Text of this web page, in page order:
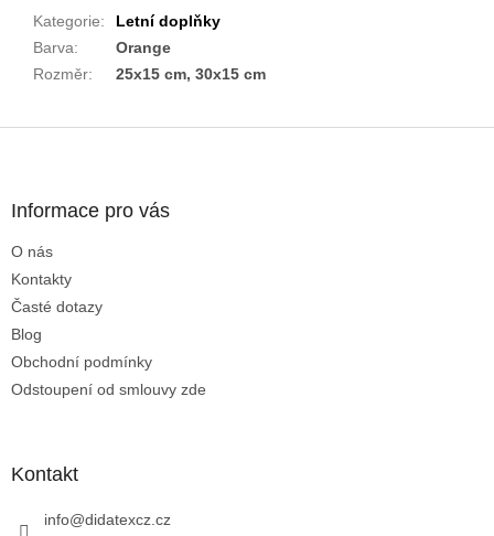
Kategorie:
Letní doplňky
Barva:
Orange
Rozměr: 25x15 cm, 30x15 cm
Informace pro vás
O nás
Kontakty
Časté dotazy
Blog
Obchodní podmínky
Odstoupení od smlouvy zde
Kontakt
info@didatexcz.cz